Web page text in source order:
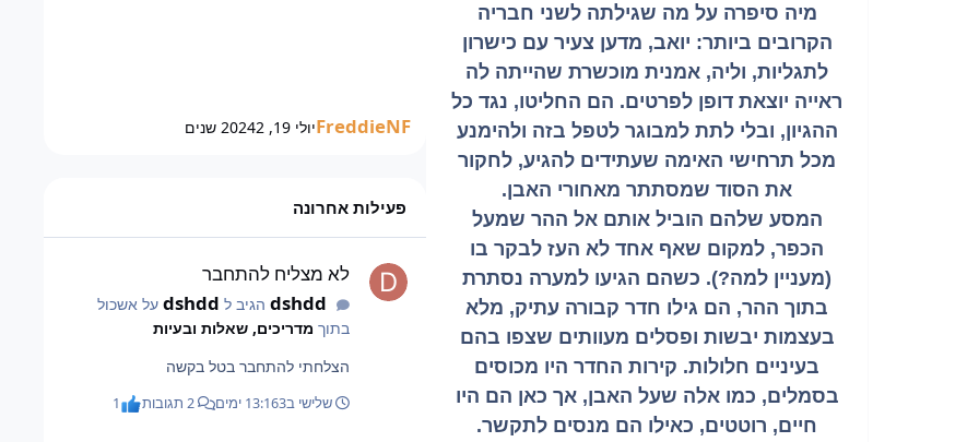
מיה סיפרה על מה שגילתה לשני חבריה
הקרובים ביותר: יואב, מדען צעיר עם כישרון
לתגליות, וליה, אמנית מוכשרת שהייתה לה
ראייה יוצאת דופן לפרטים. הם החליטו, נגד כל
ההגיון, ובלי לתת למבוגר לטפל בזה ולהימנע
מכל תרחישי האימה שעתידים להגיע, לחקור
את הסוד שמסתתר מאחורי האבן.
המסע שלהם הוביל אותם אל ההר שמעל
הכפר, למקום שאף אחד לא העז לבקר בו
(מעניין למה?). כשהם הגיעו למערה נסתרת
בתוך ההר, הם גילו חדר קבורה עתיק, מלא
בעצמות יבשות ופסלים מעוותים שצפו בהם
בעיניים חלולות. קירות החדר היו מכוסים
בסמלים, כמו אלה שעל האבן, אך כאן הם היו
חיים, רוטטים, כאילו הם מנסים לתקשר.
FreddieNFיולי 19, 2024 2 שנים
פעילות אחרונה
לא מצליח להתחבר
dshddהגיב ל dshddעל אשכול
בתוך מדריכים, שאלות ובעיות
הצלחתי להתחבר בטל בקשה
שלישי ב13:163 ימים 2 תגובות 1